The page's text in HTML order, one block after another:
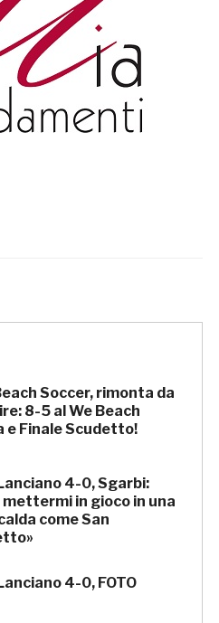
Soccer, rimonta da
8-5 al We Beach
e Finale Scudetto!
4-0, Sgarbi:
mettermi in gioco in una
come San
4-0, FOTO